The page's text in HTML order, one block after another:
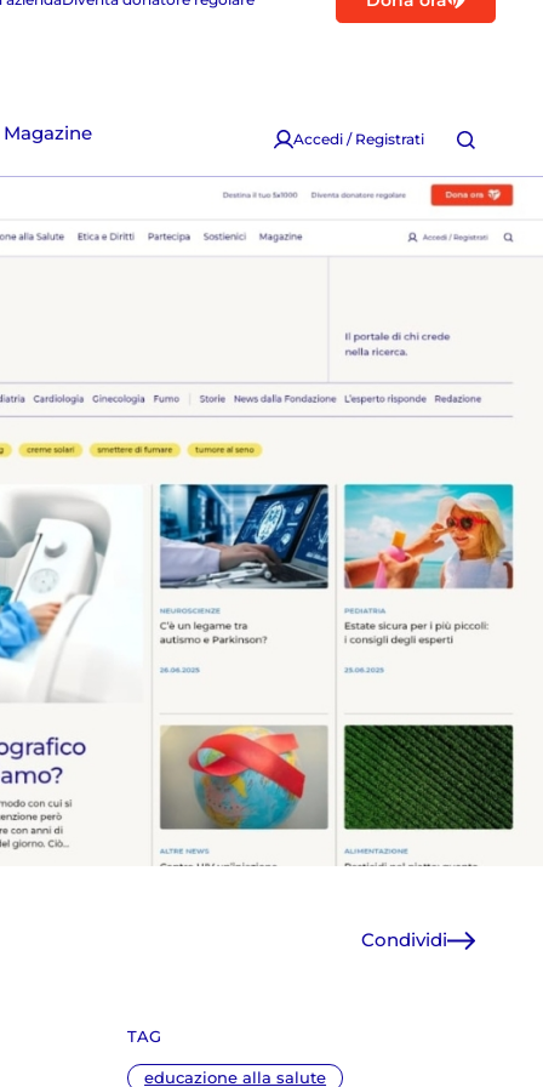
Magazine Accedi / Registrati
Condividi
TAG
educazione alla salute